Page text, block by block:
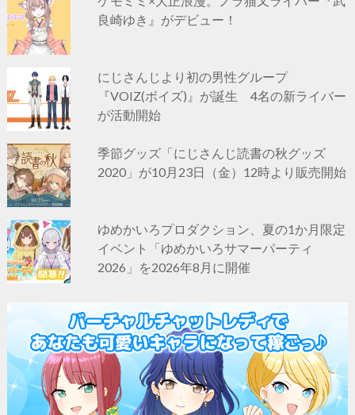
良崎ゆき』がデビュー！
にじさんじより初の男性グループ
『VOIZ(ボイズ)』が誕生 4名の新ライバー
が活動開始
季節グッズ「にじさんじ読書の秋グッズ
2020」が10月23日（金）12時より販売開始
ゆめかいろプロダクション、夏の1か月限定
イベント「ゆめかいろサマーパーティ
2026」を2026年8月に開催